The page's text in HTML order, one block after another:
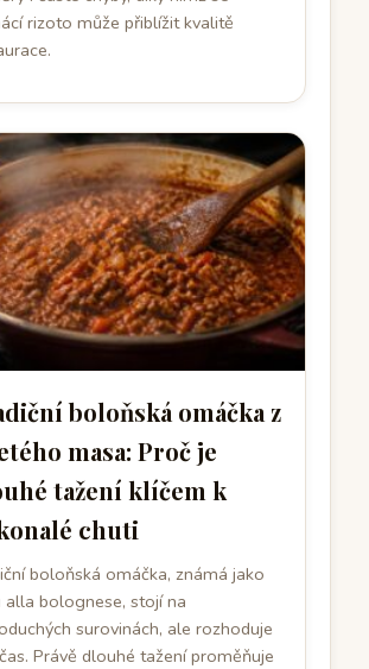
rizoto může přiblížit kvalitě
boloňská omáčka z
masa: Proč je
tažení klíčem k
chuti
boloňská omáčka, známá jako
alla bolognese, stojí na
surovinách, ale rozhoduje
Právě dlouhé tažení proměňuje